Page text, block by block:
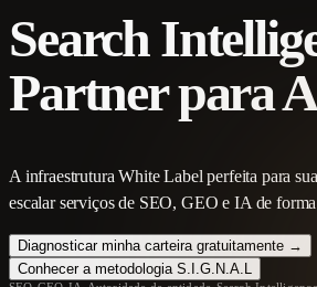
Search
Partner para
A infraestrutura White Label perfeita para
escalar serviços de SEO, GEO e IA de
Diagnosticar minha carteira gratuitamente →
Conhecer a metodologia S.I.G.N.A.L